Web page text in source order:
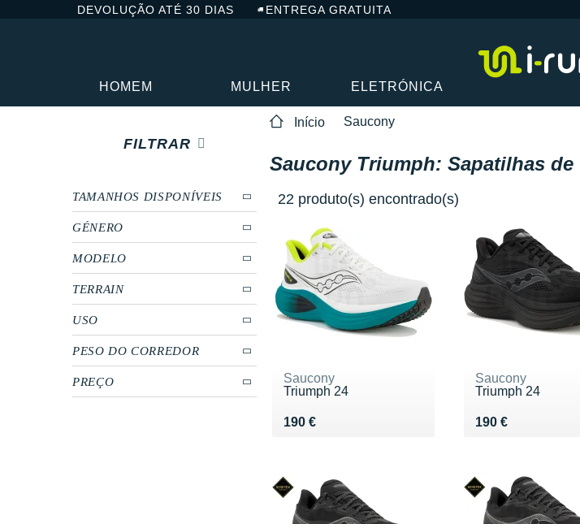
DEVOLUÇÃO ATÉ 30 DIAS ENTREGA GRATUITA
HOMEM MULHER ELETRÓNICA
Início Saucony
FILTRAR
TAMANHOS DISPONÍVEIS
GÉNERO
MODELO
TERRAIN
USO
PESO DO CORREDOR
PREÇO
Saucony Triumph: Sapatilhas de
22 produto(s) encontrado(s)
Saucony
Triumph 24
190 €
Vendu 190 €
Saucony
Triumph 24
190 €
Vendu 190 €